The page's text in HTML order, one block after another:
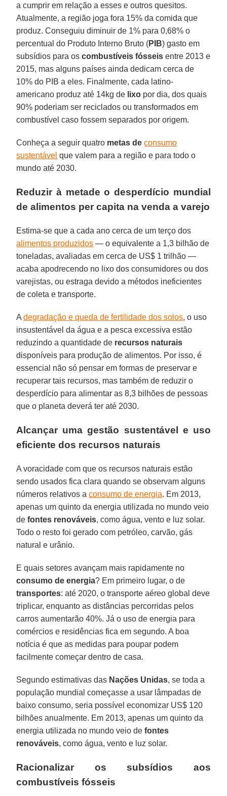
a cumprir em relação a esses e outros quesitos.
Atualmente, a região joga fora 15% da comida que
produz. Conseguiu diminuir de 1% para 0,68% o
percentual do Produto Interno Bruto (PIB) gasto em
subsídios para oscombustíveis fósseis entre 2013 e
2015, mas alguns países ainda dedicam cerca de
10% do PIB a eles. Finalmente, cada latino-
americano produz até 14kg de lixo por dia, dos quais
90% poderiam ser reciclados ou transformados em
combustível caso fossem separados por origem.
Conheça a seguir quatro metas deconsumo
sustentável que valem para a região e para todo o
mundo até 2030.
Reduzir à metade o desperdício mundial
de alimentos per capita na venda a varejo
Estima-se que a cada ano cerca de um terço dos
alimentos produzidos — o equivalente a 1,3 bilhão de
toneladas, avaliadas em cerca de US$ 1 trilhão —
acaba apodrecendo no lixo dos consumidores ou dos
varejistas, ou estraga devido a métodos ineficientes
de coleta e transporte.
Adegradação e queda de fertilidade dos solos, o uso
insustentável da água e a pesca excessiva estão
reduzindo a quantidade de recursos naturais
disponíveis para produção de alimentos. Por isso, é
essencial não só pensar em formas de preservar e
recuperar tais recursos, mas também de reduzir o
desperdício para alimentar as 8,3 bilhões de pessoas
que o planeta deverá ter até 2030.
Alcançar uma gestão sustentável e uso
eficiente dos recursos naturais
A voracidade com que os recursos naturais estão
sendo usados fica clara quando se observam alguns
números relativos a consumo de energia. Em 2013,
apenas um quinto da energia utilizada no mundo veio
defontes renováveis, como água, vento e luz solar.
Todo o resto foi gerado com petróleo, carvão, gás
natural e urânio.
E quais setores avançam mais rapidamente no
consumo de energia? Em primeiro lugar, o de
transportes: até 2020, o transporte aéreo global deve
triplicar, enquanto as distâncias percorridas pelos
carros aumentarão 40%. Já o uso de energia para
comércios e residências fica em segundo. A boa
notícia é que as medidas para poupar podem
facilmente começar dentro de casa.
Segundo estimativas das Nações Unidas, se toda a
população mundial começasse a usar lâmpadas de
baixo consumo, seria possível economizar US$ 120
bilhões anualmente. Em 2013, apenas um quinto da
energia utilizada no mundo veio defontes
renováveis, como água, vento e luz solar.
Racionalizar os subsídios aos
combustíveis fósseis